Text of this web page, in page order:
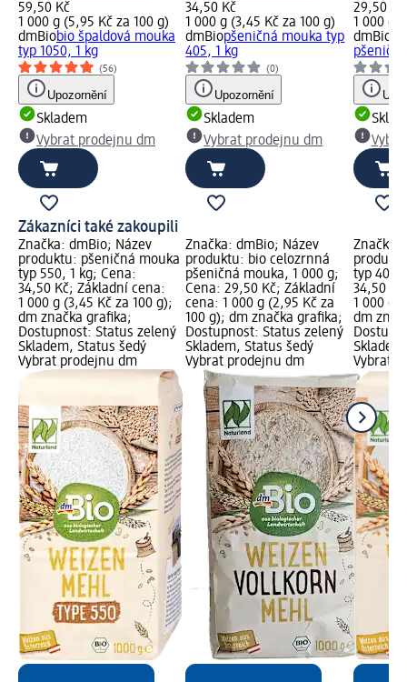
59,50 Kč
1 000 g (5,95 Kč za 100 g)
dmBiobio špaldová mouka
typ 1050, 1 kg
(56)
Upozornění
Skladem
Vybrat prodejnu dm
34,50 Kč
1 000 g (3,45 Kč za 100 g)
dmBiopšeničná mouka typ
405, 1 kg
(0)
Upozornění
Skladem
Vybrat prodejnu dm
29,50 Kč
1 000 g
dmBio
Zákazníci také zakoupili
Značka: dmBio; Název
produktu: pšeničná mouka
typ 550, 1 kg; Cena:
34,50 Kč; Základní cena:
1 000 g (3,45 Kč za 100 g);
dm značka grafika;
Dostupnost: Status zelený
Skladem, Status šedý
Vybrat prodejnu dm
Značka: dmBio; Název
produktu: bio celozrnná
pšeničná mouka, 1 000 g;
Cena: 29,50 Kč; Základní
cena: 1 000 g (2,95 Kč za
100 g); dm značka grafika;
Dostupnost: Status zelený
Skladem, Status šedý
Vybrat prodejnu dm
Značka:
typ 405,
34,50
1 000 g
dm
Vybrat